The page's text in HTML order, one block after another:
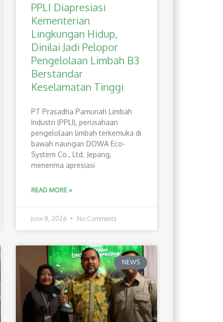
PPLI Diapresiasi
Kementerian
Lingkungan Hidup,
Dinilai Jadi Pelopor
Pengelolaan Limbah B3
Berstandar
Keselamatan Tinggi
PT Prasadha Pamunah Limbah
Industri (PPLI), perusahaan
pengelolaan limbah terkemuka di
bawah naungan DOWA Eco-
System Co., Ltd. Jepang,
menerima apresiasi
READ MORE »
June 8, 2026 No Comments
NEWS